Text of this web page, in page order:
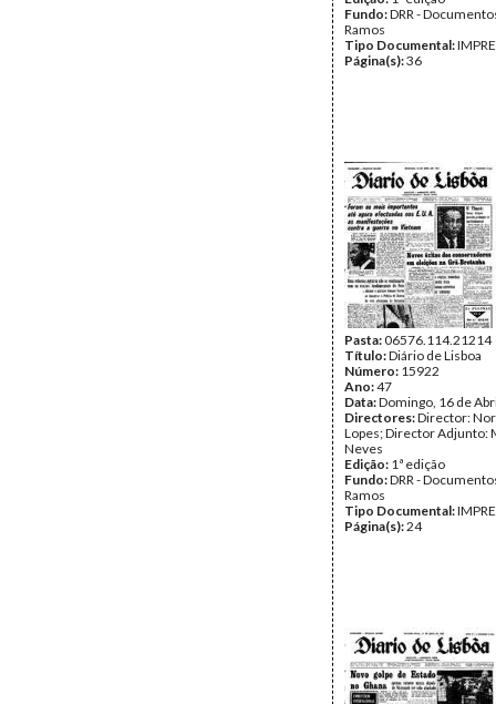
Fundo:DRR -
Ramos
Tipo Documental:
Página(s):36
Pasta:06576.114.21214
Título:Diário de Lisboa
Número: 15922
Ano:47
Data:Domingo, 16 de
Directores:Director:
Lopes; Director Adjunto:
Neves
Edição: 1ª edição
Fundo:DRR -
Ramos
Tipo Documental:
Página(s):24